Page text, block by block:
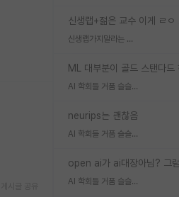
신생랩가지말라는 이유가 있었구나
AI 학회들 거품 슬슬 지적이 나오네요
neurips는 괜찮음
AI 학회들 거품 슬슬 지적이 나오네요
AI 학회들 거품 슬슬 지적이 나오네요